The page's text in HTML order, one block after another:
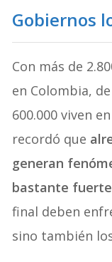
Gobiernos
Con más de
en Colombia,
600.000 viven
recordó que
generan
bastante
final deben
sino también